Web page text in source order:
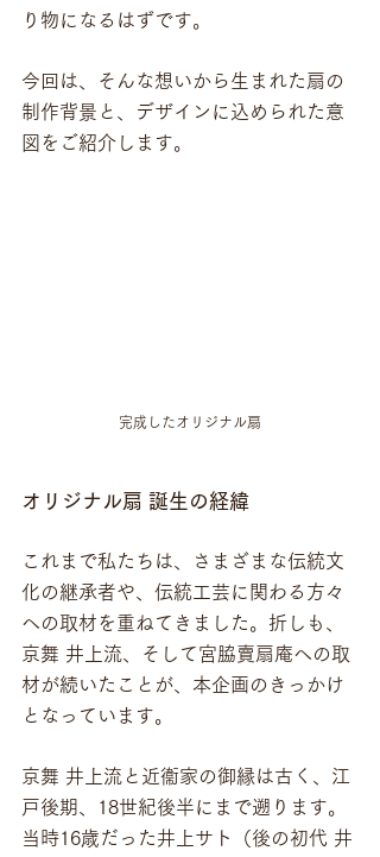
り物になるはずです。
今回は、そんな想いから生まれた扇の
制作背景と、デザインに込められた意
図をご紹介します。
完成したオリジナル扇
オリジナル扇 誕生の経緯
これまで私たちは、さまざまな伝統文
化の継承者や、伝統工芸に関わる方々
への取材を重ねてきました。折しも、
京舞 井上流、そして宮脇賣扇庵への取
材が続いたことが、本企画のきっかけ
となっています。
京舞 井上流と近衞家の御縁は古く、江
戸後期、18世紀後半にまで遡ります。
当時16歳だった井上サト（後の初代 井